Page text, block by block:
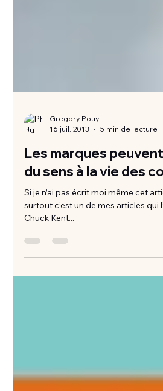
Gregory Pouy
16 juil. 2013
5 min de lecture
Les marques
du sens à la vie des
Si je n’ai pas écrit moi même cet
Chuck Kent...